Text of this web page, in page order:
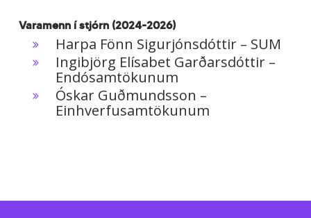
Varamenn í stjórn (2024-2026)
Harpa Fönn Sigurjónsdóttir – SUM
Ingibjörg Elísabet Garðarsdóttir –
Endósamtökunum
Óskar Guðmundsson –
Einhverfusamtökunum